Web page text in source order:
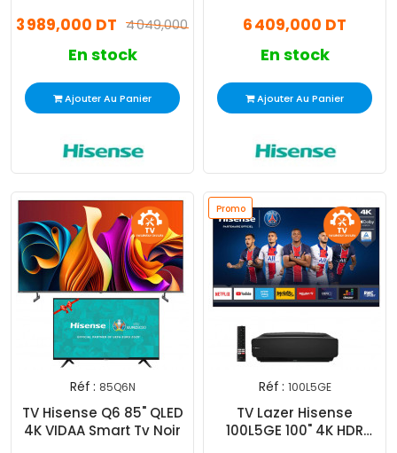
4 049,000 DT
3 989,000 DT
En stock
Ajouter Au Panier
6 409,000 DT
En stock
Ajouter Au Panier
Réf : 85Q6N
TV Hisense Q6 85" QLED
4K VIDAA Smart Tv Noir
Promo
Réf : 100L5GE
TV Lazer Hisense
100L5GE 100" 4K HDR